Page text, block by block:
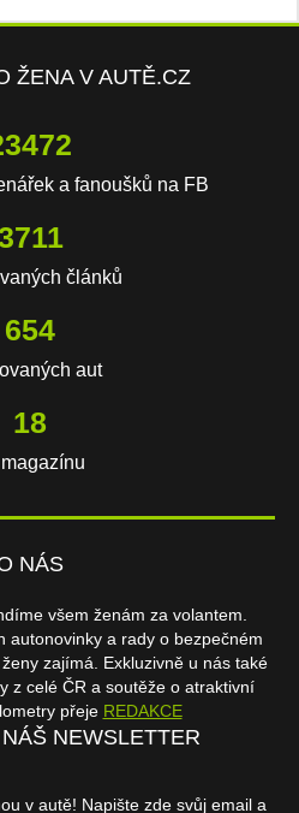
ŽENA V AUTĚ.CZ
a fanoušků na FB
článků
654
aut
18
magazínu
NÁS
všem ženám za volantem.
autonovinky a rady o bezpečném
zajímá. Exkluzivně u nás také
z celé ČR a soutěže o atraktivní
přeje REDAKCE
NEWSLETTER
v autě! Napište zde svůj email a